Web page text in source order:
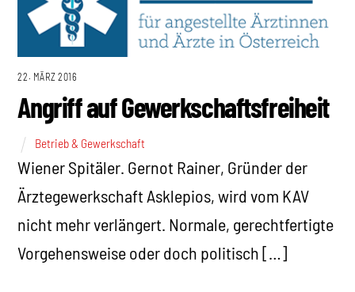
22. MÄRZ 2016
Angriff auf Gewerkschaftsfreiheit
Betrieb & Gewerkschaft
Wiener Spitäler. Gernot Rainer, Gründer der
Ärztegewerkschaft Asklepios, wird vom KAV
nicht mehr verlängert. Normale, gerechtfertigte
Vorgehensweise oder doch politisch […]